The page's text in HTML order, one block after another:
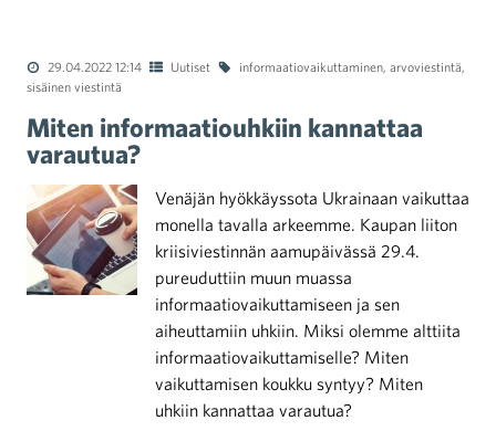
29.04.2022 12:14 Uutiset informaatiovaikuttaminen, arvoviestintä,
sisäinen viestintä
Miten informaatiouhkiin kannattaa
varautua?
Venäjän hyökkäyssota Ukrainaan vaikuttaa
monella tavalla arkeemme. Kaupan liiton
kriisiviestinnän aamupäivässä 29.4.
pureuduttiin muun muassa
informaatiovaikuttamiseen ja sen
aiheuttamiin uhkiin. Miksi olemme alttiita
informaatiovaikuttamiselle? Miten
vaikuttamisen koukku syntyy? Miten
uhkiin kannattaa varautua?